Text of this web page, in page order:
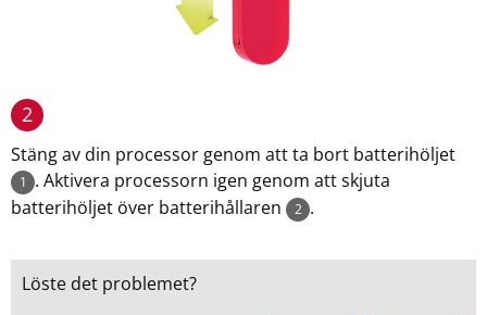
2
Stäng av din processor genom att ta bort batterihöljet
1 . Aktivera processorn igen genom att skjuta
batterihöljet över batterihållaren
2 .
Löste det problemet?